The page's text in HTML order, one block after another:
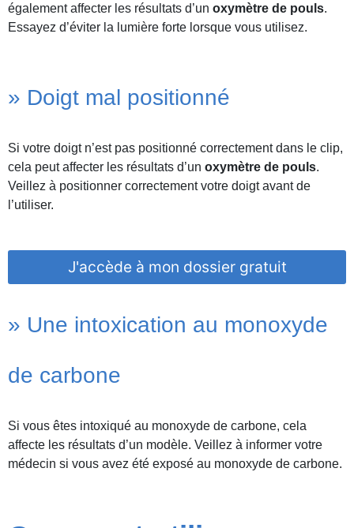
également affecter les résultats d’un oxymètre de pouls.
Essayez d’éviter la lumière forte lorsque vous utilisez.
» Doigt mal positionné
Si votre doigt n’est pas positionné correctement dans le clip,
cela peut affecter les résultats d’un oxymètre de pouls.
Veillez à positionner correctement votre doigt avant de
l’utiliser.
J'accède à mon dossier gratuit
» Une intoxication au monoxyde
de carbone
Si vous êtes intoxiqué au monoxyde de carbone, cela
affecte les résultats d’un modèle. Veillez à informer votre
médecin si vous avez été exposé au monoxyde de carbone.